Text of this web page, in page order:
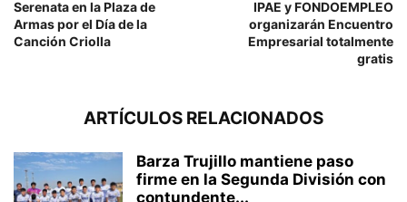
Serenata en la Plaza de
Armas por el Día de la
Canción Criolla
IPAE y FONDOEMPLEO
organizarán Encuentro
Empresarial totalmente
gratis
ARTÍCULOS RELACIONADOS
Barza Trujillo mantiene paso
firme en la Segunda División con
contundente...